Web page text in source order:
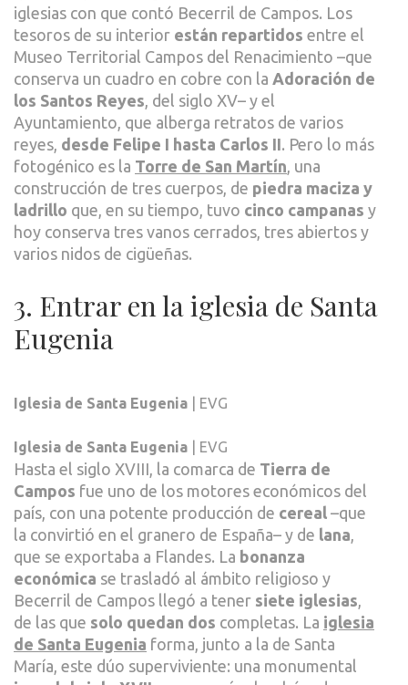
iglesias con que contó Becerril de Campos. Los
tesoros de su interior están repartidos entre el
Museo Territorial Campos del Renacimiento –que
conserva un cuadro en cobre con la Adoración de
los Santos Reyes , del siglo XV– y el
Ayuntamiento, que alberga retratos de varios
reyes, desde Felipe I hasta Carlos II. Pero lo más
fotogénico es la Torre de San Martín , una
construcción de tres cuerpos, de piedra maciza y
ladrillo que, en su tiempo, tuvo cinco campanas y
hoy conserva tres vanos cerrados, tres abiertos y
varios nidos de cigüeñas.
3. Entrar en la iglesia de Santa
Eugenia
Iglesia de Santa Eugenia | EVG
Iglesia de Santa Eugenia | EVG
Hasta el siglo XVIII, la comarca de Tierra de
Campos fue uno de los motores económicos del
país, con una potente producción de cereal –que
la convirtió en el granero de España– y de lana
que se exportaba a Flandes. La bonanza
económica se trasladó al ámbito religioso y
Becerril de Campos llegó a tener siete iglesias
de las que solo quedan dos completas. La iglesia
de Santa Eugenia forma, junto a la de Santa
María, este dúo superviviente: una monumental